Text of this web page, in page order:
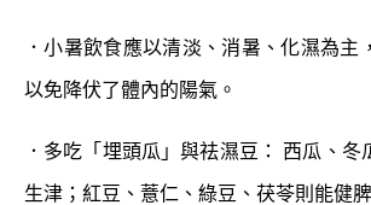
．小暑飲食應以清淡、消暑、化濕為主
以免降伏了體內的陽氣。
．多吃「埋頭瓜」與祛濕豆： 西瓜、冬
生津；紅豆、薏仁、綠豆、茯苓則能健